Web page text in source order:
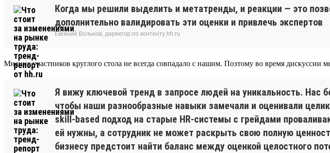
Когда мы решили выделить и метатренды, и реакции — это
дополнительно валидировать эти оценки и привлечь экспертов
Евгений Вольнов, директор по контенту hh.ru
Мнение участников круглого стола не всегда совпадало с нашим. Поэтому во время дискуссии
Я вижу ключевой тренд в запросе людей на уникальность. Нас
чтобы наши разнообразные навыки замечали и оценивали
skill-based подход на старые HR-системы с грейдами
ей нужны, а сотрудник не может раскрыть свою полную
бизнесу предстоит найти баланс между оценкой целостного